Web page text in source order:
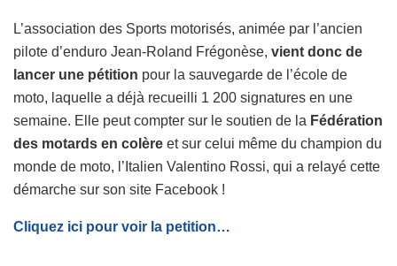
L’association des Sports motorisés, animée par l’ancien
pilote d’enduro Jean-Roland Frégonèse, vient donc de
lancer une pétition pour la sauvegarde de l’école de
moto, laquelle a déjà recueilli 1 200 signatures en une
semaine. Elle peut compter sur le soutien de la Fédération
des motards en colère et sur celui même du champion du
monde de moto, l’Italien Valentino Rossi, qui a relayé cette
démarche sur son site Facebook !
Cliquez ici pour voir la petition…